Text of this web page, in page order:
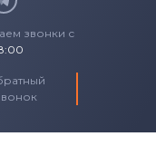
звонки с